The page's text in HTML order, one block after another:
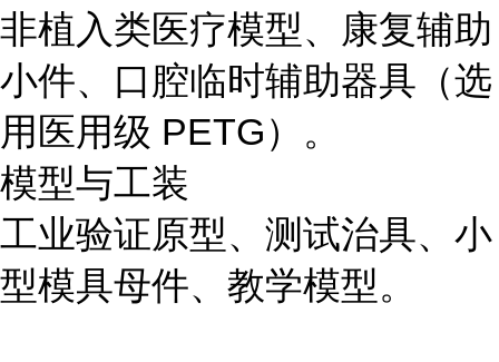
非植入类医疗模型、康复辅助
小件、口腔临时辅助器具（选
用医用级 PETG）。
模型与工装
工业验证原型、测试治具、小
型模具母件、教学模型。